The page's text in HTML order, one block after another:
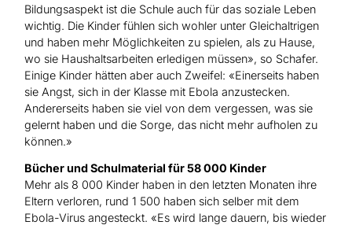
Bildungsaspekt ist die Schule auch für das soziale Leben
wichtig. Die Kinder fühlen sich wohler unter Gleichaltrigen
und haben mehr Möglichkeiten zu spielen, als zu Hause,
wo sie Haushaltsarbeiten erledigen müssen», so Schafer.
Einige Kinder hätten aber auch Zweifel: «Einerseits haben
sie Angst, sich in der Klasse mit Ebola anzustecken.
Andererseits haben sie viel von dem vergessen, was sie
gelernt haben und die Sorge, das nicht mehr aufholen zu
können.»
Bücher und Schulmaterial für 58 000 Kinder
Mehr als 8 000 Kinder haben in den letzten Monaten ihre
Eltern verloren, rund 1 500 haben sich selber mit dem
Ebola-Virus angesteckt. «Es wird lange dauern, bis wieder